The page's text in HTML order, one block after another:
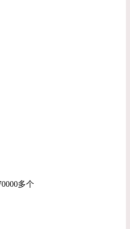
多个